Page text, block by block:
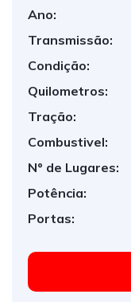
Ano:
Transmissão:
Condição:
Quilometros:
Tração:
Combustivel:
Nº de Lugares:
Potência:
Portas: